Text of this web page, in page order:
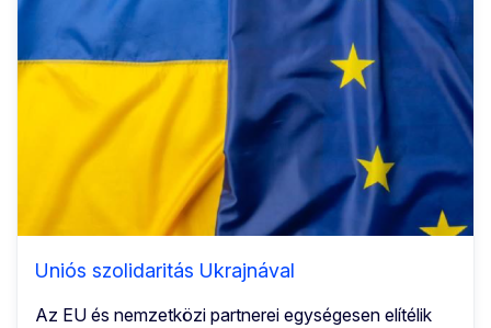
Uniós szolidaritás Ukrajnával
Az EU és nemzetközi partnerei egységesen elítélik